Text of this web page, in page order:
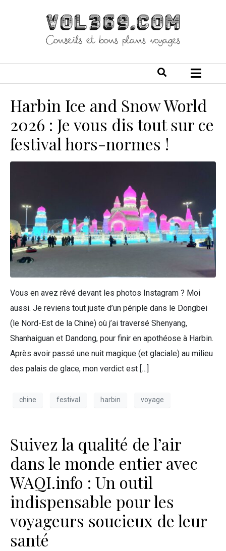
Harbin Ice and Snow World
2026 : Je vous dis tout sur ce
festival hors-normes !
Vous en avez rêvé devant les photos Instagram ? Moi
aussi. Je reviens tout juste d’un périple dans le Dongbei
(le Nord-Est de la Chine) où j’ai traversé Shenyang,
Shanhaiguan et Dandong, pour finir en apothéose à Harbin.
Après avoir passé une nuit magique (et glaciale) au milieu
des palais de glace, mon verdict est […]
chine festival harbin voyage
Suivez la qualité de l’air
dans le monde entier avec
WAQI.info : Un outil
indispensable pour les
voyageurs soucieux de leur
santé